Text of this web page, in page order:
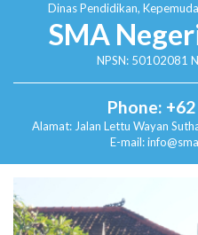
Dinas Pendidikan,
SMA
NPSN: 50102081
Phone:
Alamat: Jalan Lettu Wayan
E-mail: